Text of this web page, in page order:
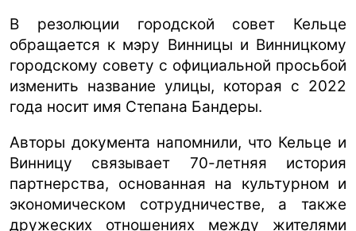
В резолюции городской совет Кельце
обращается к мэру Винницы и Винницкому
городскому совету с официальной просьбой
изменить название улицы, которая с 2022
года носит имя Степана Бандеры.
Авторы документа напомнили, что Кельце и
Винницу связывает 70-летняя история
партнерства, основанная на культурном и
экономическом сотрудничестве, а также
дружеских отношениях между жителями